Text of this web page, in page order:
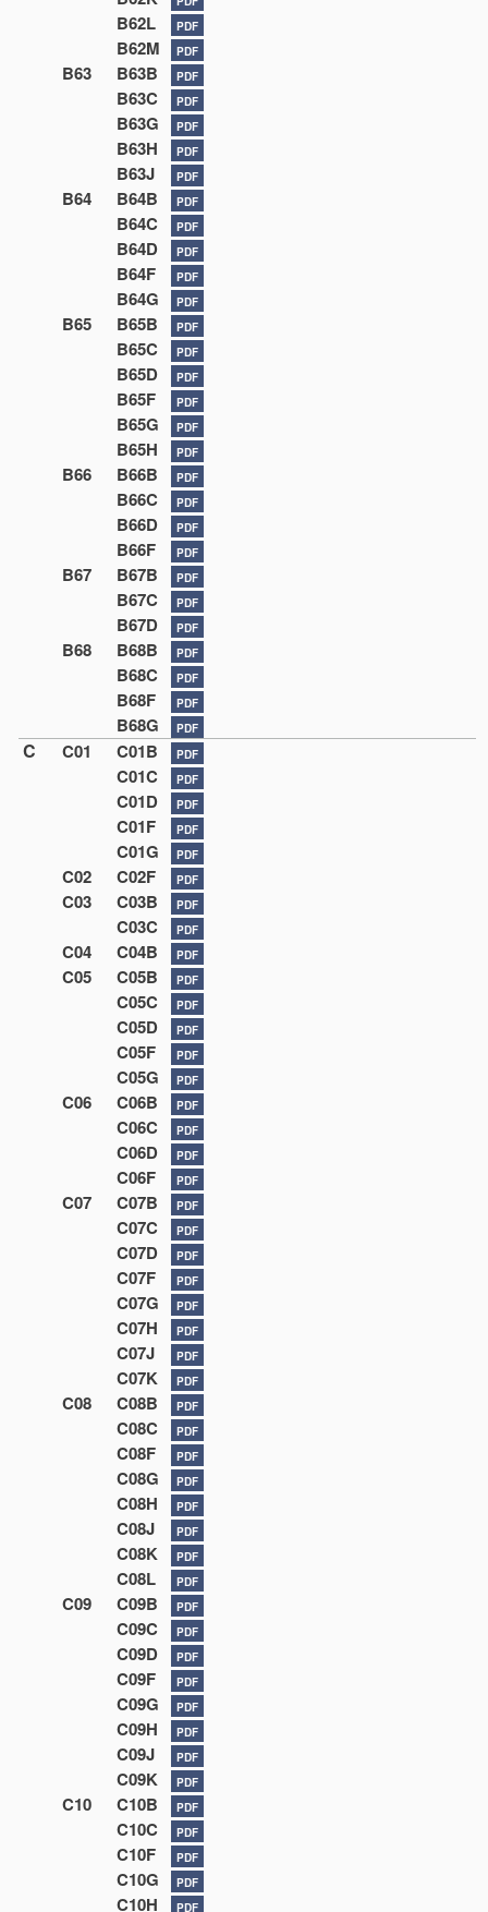
B62L PDF
B62M PDF
B63 B63B PDF
B63C PDF
B63G PDF
B63H PDF
B63J PDF
B64 B64B PDF
B64C PDF
B64D PDF
B64F PDF
B64G PDF
B65 B65B PDF
B65C PDF
B65D PDF
B65F PDF
B65G PDF
B65H PDF
B66 B66B PDF
B66C PDF
B66D PDF
B66F PDF
B67 B67B PDF
B67C PDF
B67D PDF
B68 B68B PDF
B68C PDF
B68F PDF
B68G PDF
C C01 C01B PDF
C01C PDF
C01D PDF
C01F PDF
C01G PDF
C02 C02F PDF
C03 C03B PDF
C03C PDF
C04 C04B PDF
C05 C05B PDF
C05C PDF
C05D PDF
C05F PDF
C05G PDF
C06 C06B PDF
C06C PDF
C06D PDF
C06F PDF
C07 C07B PDF
C07C PDF
C07D PDF
C07F PDF
C07G PDF
C07H PDF
C07J PDF
C07K PDF
C08 C08B PDF
C08C PDF
C08F PDF
C08G PDF
C08H PDF
C08J PDF
C08K PDF
C08L PDF
C09 C09B PDF
C09C PDF
C09D PDF
C09F PDF
C09G PDF
C09H PDF
C09J PDF
C09K PDF
C10 C10B PDF
C10C PDF
C10F PDF
C10G PDF
C10H PDF